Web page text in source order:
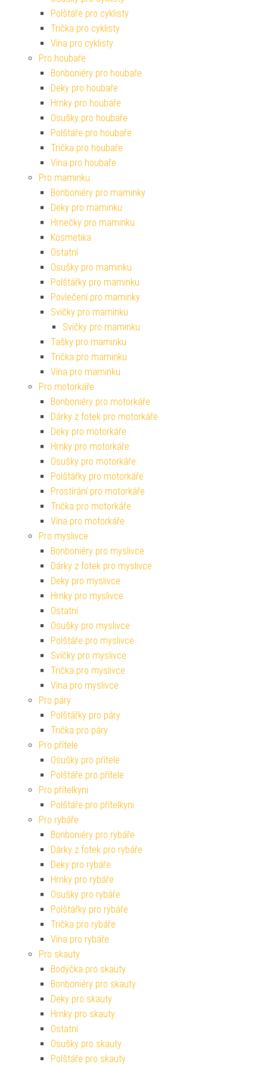
Polštáře pro cyklisty
Trička pro cyklisty
Vína pro cyklisty
Pro houbaře
Bonboniéry pro houbaře
Deky pro houbaře
Hrnky pro houbaře
Osušky pro houbaře
Polštáře pro houbaře
Trička pro houbaře
Vína pro houbaře
Pro maminku
Bonboniéry pro maminky
Deky pro maminku
Hrnečky pro maminku
Kosmetika
Ostatní
Osušky pro maminku
Polštářky pro maminku
Povlečení pro maminky
Svíčky pro maminku
Svíčky pro maminku
Tašky pro maminku
Trička pro maminku
Vína pro maminku
Pro motorkáře
Bonboniéry pro motorkáře
Dárky z fotek pro motorkáře
Deky pro motorkáře
Hrnky pro motorkáře
Osušky pro motorkáře
Polštářky pro motorkáře
Prostírání pro motorkáře
Trička pro motorkáře
Vína pro motorkáře
Pro myslivce
Bonboniéry pro myslivce
Dárky z fotek pro myslivce
Deky pro myslivce
Hrnky pro myslivce
Ostatní
Osušky pro myslivce
Polštáře pro myslivce
Svíčky pro myslivce
Trička pro myslivce
Vína pro myslivce
Pro páry
Polštářky pro páry
Trička pro páry
Pro přítele
Osušky pro přítele
Polštáře pro přítele
Pro přítelkyni
Polštáře pro přítelkyni
Pro rybáře
Bonboniéry pro rybáře
Dárky z fotek pro rybáře
Deky pro rybáře
Hrnky pro rybáře
Osušky pro rybáře
Polštářky pro rybáře
Trička pro rybáře
Vína pro rybáře
Pro skauty
Bodýčka pro skauty
Bonboniéry pro skauty
Deky pro skauty
Hrnky pro skauty
Ostatní
Osušky pro skauty
Polštáře pro skauty